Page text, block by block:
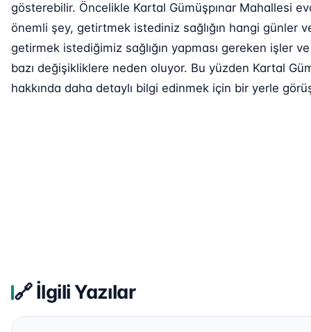
gösterebilir. Öncelikle Kartal Gümüşpınar Mahallesi
önemli şey, getirtmek istediniz sağlığın hangi günler
getirmek istediğimiz sağlığın yapması gereken işler
bazı değişikliklere neden oluyor. Bu yüzden Kartal
hakkında daha detaylı bilgi edinmek için bir yerle
🔗 İlgili Yazılar